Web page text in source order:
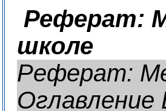
Реферат:
школе
Реферат:
Оглавление